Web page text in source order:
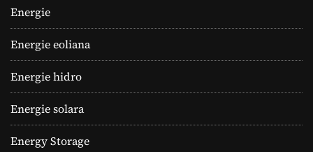
Energie
Energie eoliana
Energie hidro
Energie solara
Energy Storage